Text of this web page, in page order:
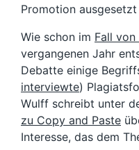
Promotion ausgesetzt
Wie schon im Fall von
vergangenen Jahr
Debatte einige
interviewte)
Wulff schreibt unter
zu Copy and Paste
Interesse, das dem